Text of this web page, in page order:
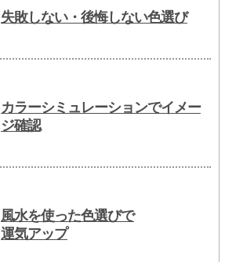
失敗しない・後悔しない色選び
カラーシミュレーションでイメー
ジ確認
風水を使った色選びで
運気アップ